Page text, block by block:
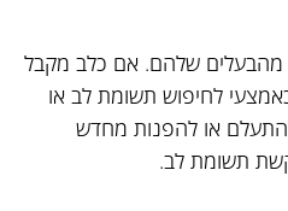
מהבעלים שלהם. אם כלב מקבל
לחיפוש תשומת לב או
או להפנות מחדש
תשומת לב.